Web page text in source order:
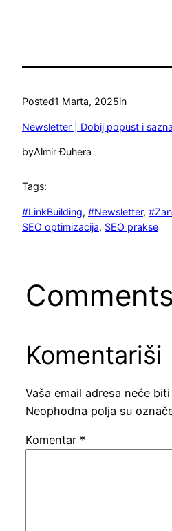
Posted1 Marta, 2025in
Newsletter | Dobij popust i
byAlmir Đuhera
Tags:
#LinkBuilding, #Newsletter,
SEO optimizacija, SEO prakse
Comments
Komentariši
Vaša email adresa neće
Neophodna polja su
Komentar *